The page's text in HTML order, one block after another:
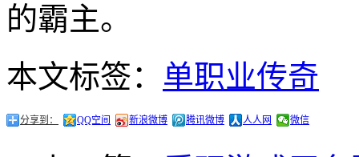
的霸主。
本文标签： 单职业传奇
分享到： QQ空间 新浪微博 腾讯微博 人人网 微信